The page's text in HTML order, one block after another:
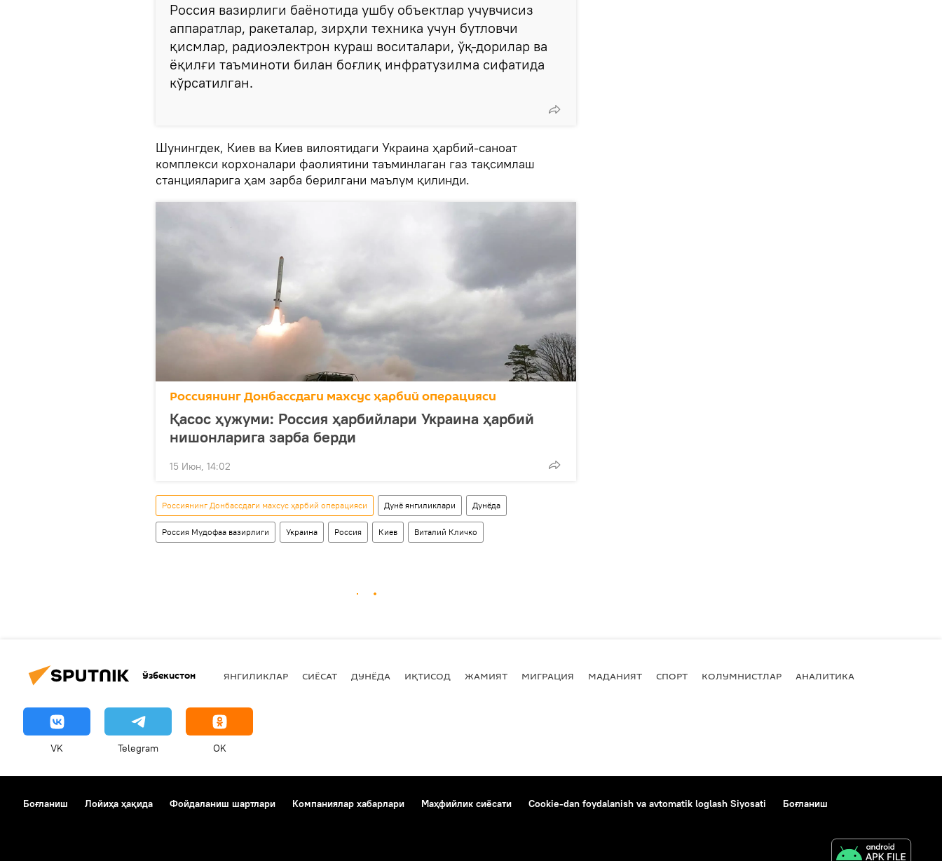
Россия вазирлиги баёнотида ушбу объектлар учувчисиз
аппаратлар, ракеталар, зирҳли техника учун бутловчи
қисмлар, радиоэлектрон кураш воситалари, ўқ-дорилар ва
ёқилғи таъминоти билан боғлиқ инфратузилма сифатида
кўрсатилган.
Шунингдек, Киев ва Киев вилоятидаги Украина ҳарбий-саноат
комплекси корхоналари фаолиятини таъминлаган газ тақсимлаш
станцияларига ҳам зарба берилгани маълум қилинди.
Россиянинг Донбассдаги махсус ҳарбий операцияси
Қасос ҳужуми: Россия ҳарбийлари Украина ҳарбий
нишонларига зарба берди
15 Июн, 14:02
Россиянинг Донбассдаги махсус ҳарбий операцияси Дунё янгиликлари Дунёда
Россия Мудофаа вазирлиги Украина Россия Киев Виталий Кличко
Ўзбекистон ЯНГИЛИКЛАР СИЁСАТ ДУНЁДА ИҚТИСОД ЖАМИЯТ МИГРАЦИЯ МАДАНИЯТ СПОРТ КОЛУМНИСТЛАР АНАЛИТИКА
VK Telegram OK
Боғланиш Лойиҳа ҳақида Фойдаланиш шартлари Компаниялар хабарлари Маҳфийлик сиёсати Cookie-dan foydalanish va avtomatik loglash Siyosati Боғланиш